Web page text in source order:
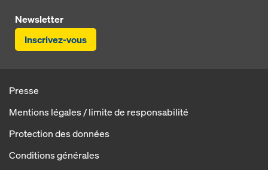
Newsletter
Inscrivez-vous
Presse
Mentions légales / limite de responsabilité
Protection des données
Conditions générales